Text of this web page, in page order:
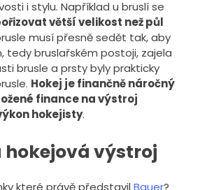
i stylu. Například u bruslí se
větší velikost než půl
musí přesně sedět tak, aby
tedy bruslařském postoji, zajela
brusle a prsty byly prakticky
Hokej je finančně náročný
finance na výstroj
hokejisty.
hokejová výstroj
které právě představil Bauer?